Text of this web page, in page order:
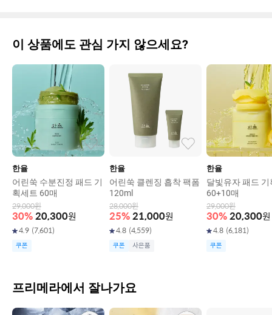
이 상품에도 관심 가지 않으세요?
한율
어린쑥 수분진정 패드 기
획세트 60매
29,000원
30% 20,300원
4.9 (7,601)
쿠폰
한율
어린쑥 클렌징 흡착 팩폼
120ml
28,000원
25% 21,000원
4.8 (4,559)
쿠폰 사은품
한율
달빛유자 패드
60+10매
29,000원
30% 20,300원
4.8 (6,181)
쿠폰
프리메라에서 잘나가요